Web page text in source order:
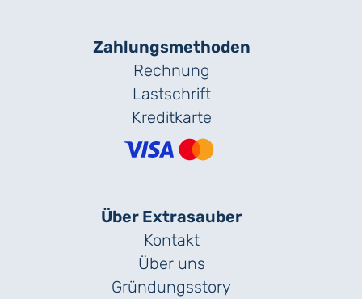
Zahlungs­methoden
Rechnung
Lastschrift
Kreditkarte
Über Extrasauber
Kontakt
Über uns
Gründungs­story